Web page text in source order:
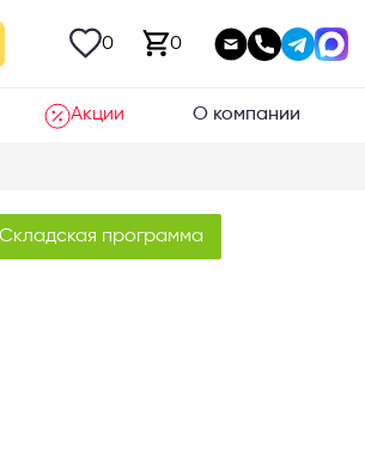
0 0
Акции О компании
программа